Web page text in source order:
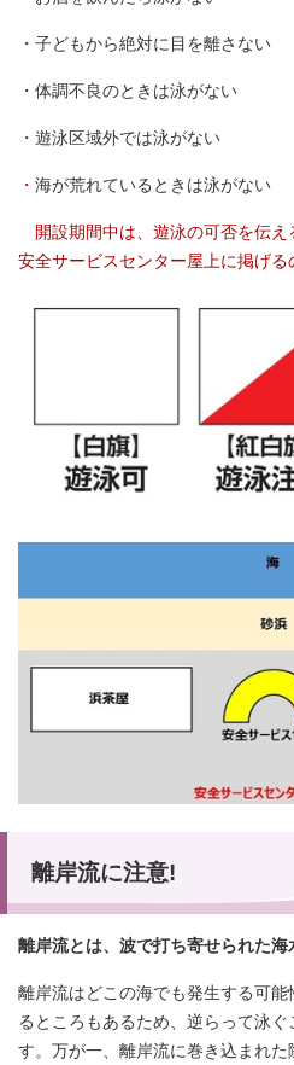
・子どもから絶対に目を離さない
・体調不良のときは泳がない
・遊泳区域外では泳がない
・ 海が荒れているときは泳がない
開設期間中は、遊泳の可否を伝え
安全サービスセンター屋上に掲げる
離岸流に注意!
離岸流とは、波で打ち寄せられた海
離岸流はどこの海でも発生する可
るところもあるため、逆らって泳
す。万が一、離岸流に巻き込まれ